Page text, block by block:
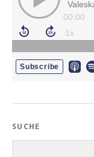
SUCHE